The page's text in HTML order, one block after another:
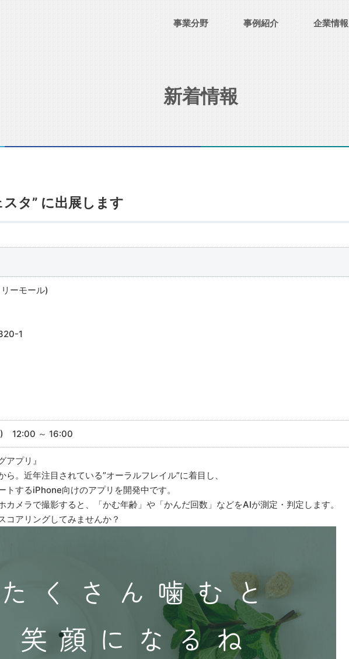
事業分野 事例紹介 企業情報
新着情報
タ” に出展します
ーモール)
1
12:00 ～ 16:00
アプリ』
ら。近年注目されている”オーラルフレイル”に着目し、
トするiPhone向けのアプリを開発中です。
カメラで撮影すると、「かむ年齢」や「かんだ回数」などをAIが測定・判定します。
コアリングしてみませんか？